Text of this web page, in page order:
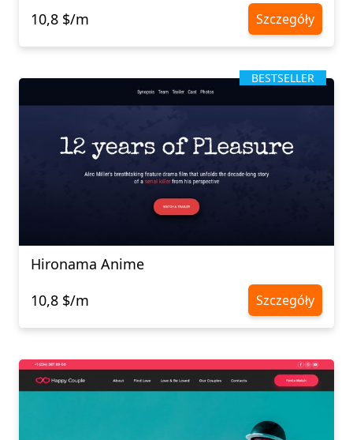
10,8 $/m
Szczegóły
BESTSELLER
Hironama Anime
10,8 $/m
Szczegóły